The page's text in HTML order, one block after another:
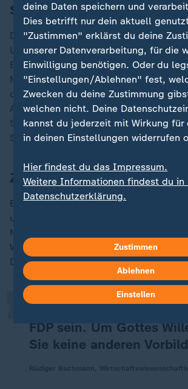
Schocktherapie brauchen
Der Wirtschaftswissenschaftler und
University of Notre Dame in denUSA,
Bachmann, redete sich beim Thema
Milei wagen" in Rage. "Ich bin als
der auch für Deutschland
Aber das zu vergleichen mit der
Situation ist einfach absurd. Diese Art
Schocktherapie brauchen wir nicht in
Zweifel an Vorbildern der
Bachmann prangert Musk als autoritär
und zweifelt an dessen Plänen. "Musk
Monopolen gibt es Innovation und
Wettbewerb findet der gar nicht so
Dürr:
FDP sein. Um Gottes
Sie keine anderen
„
deine Daten speichern und
Dies betrifft nur dein aktuell
"Zustimmen" erklärst du deine
unserer Datenverarbeitung, für die
Einwilligung benötigen. Oder du
"Einstellungen/Ablehnen" fest,
Zwecken du deine Zustimmung
welchen nicht. Deine
kannst du jederzeit mit Wirkung für
in deinen Einstellungen widerrufen
Hier findest du das Impressum.
Weitere Informationen findest du in
Datenschutzerklärung.
Zustimmen
Ablehnen
Einstellen